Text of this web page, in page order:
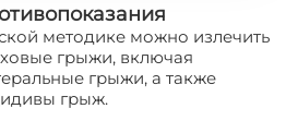
методике можно излечить
грыжи, включая
грыжи, а также
грыж.